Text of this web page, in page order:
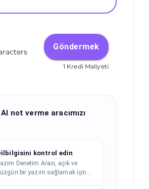
Göndermek
1 Kredi Maliyeti
not verme aracımızı
kontrol edin
Denetim Aracı, açık ve
bir yazım sağlamak için